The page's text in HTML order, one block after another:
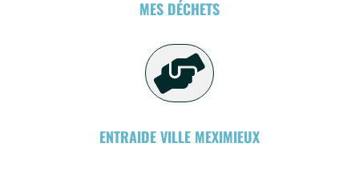
MES DÉCHETS

ENTRAIDE VILLE MEXIMIEUX